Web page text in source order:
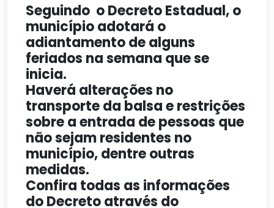
Seguindo o Decreto Estadual, o
município adotará o
adiantamento de alguns
feriados na semana que se
inicia.
Haverá alterações no
transporte da balsa e restrições
sobre a entrada de pessoas que
não sejam residentes no
município, dentre outras
medidas.
Confira todas as informações
do Decreto através do